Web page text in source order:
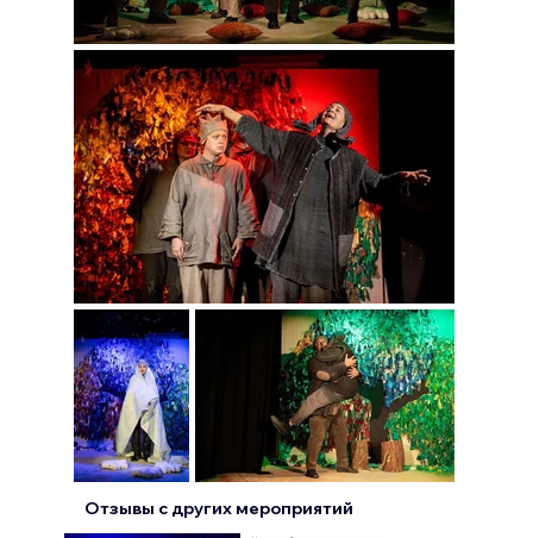
Отзывы с других мероприятий